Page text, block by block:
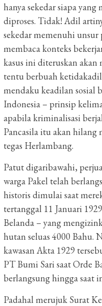
hanya sekedar siapa
diproses. Tidak! Adil
sekedar memenuhi unsur
membaca konteks
kasus ini diteruskan akan
tentu berbuah
mendaku keadilan sosial
Indonesia – prinsip
apabila kriminalisasi
Pancasila itu akan hilang
tegas Herlambang.
Patut digaribawahi,
warga Pakel telah
historis dimulai saat
tertanggal 11 Januari
Belanda – yang
hutan seluas 4000 Bahu.
kawasan Akta 1929
PT Bumi Sari saat Orde
berlangsung hingga saat
Padahal merujuk Surat